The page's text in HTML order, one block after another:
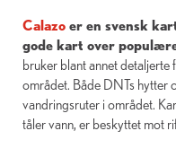
Calazo er en svensk
gode kart over
bruker blant annet
området. Både DNTs hytter
vandringsruter i området.
tåler vann, er beskyttet mot